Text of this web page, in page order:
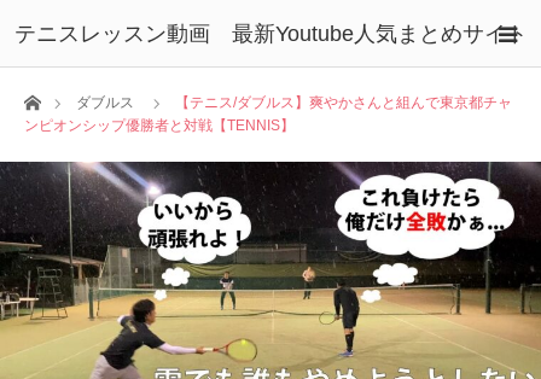
テニスレッスン動画 最新Youtube人気まとめサイト
ホームダブルス
【テニス/ダブルス】爽やかさんと組んで東京都チャ
ンピオンシップ優勝者と対戦【TENNIS】